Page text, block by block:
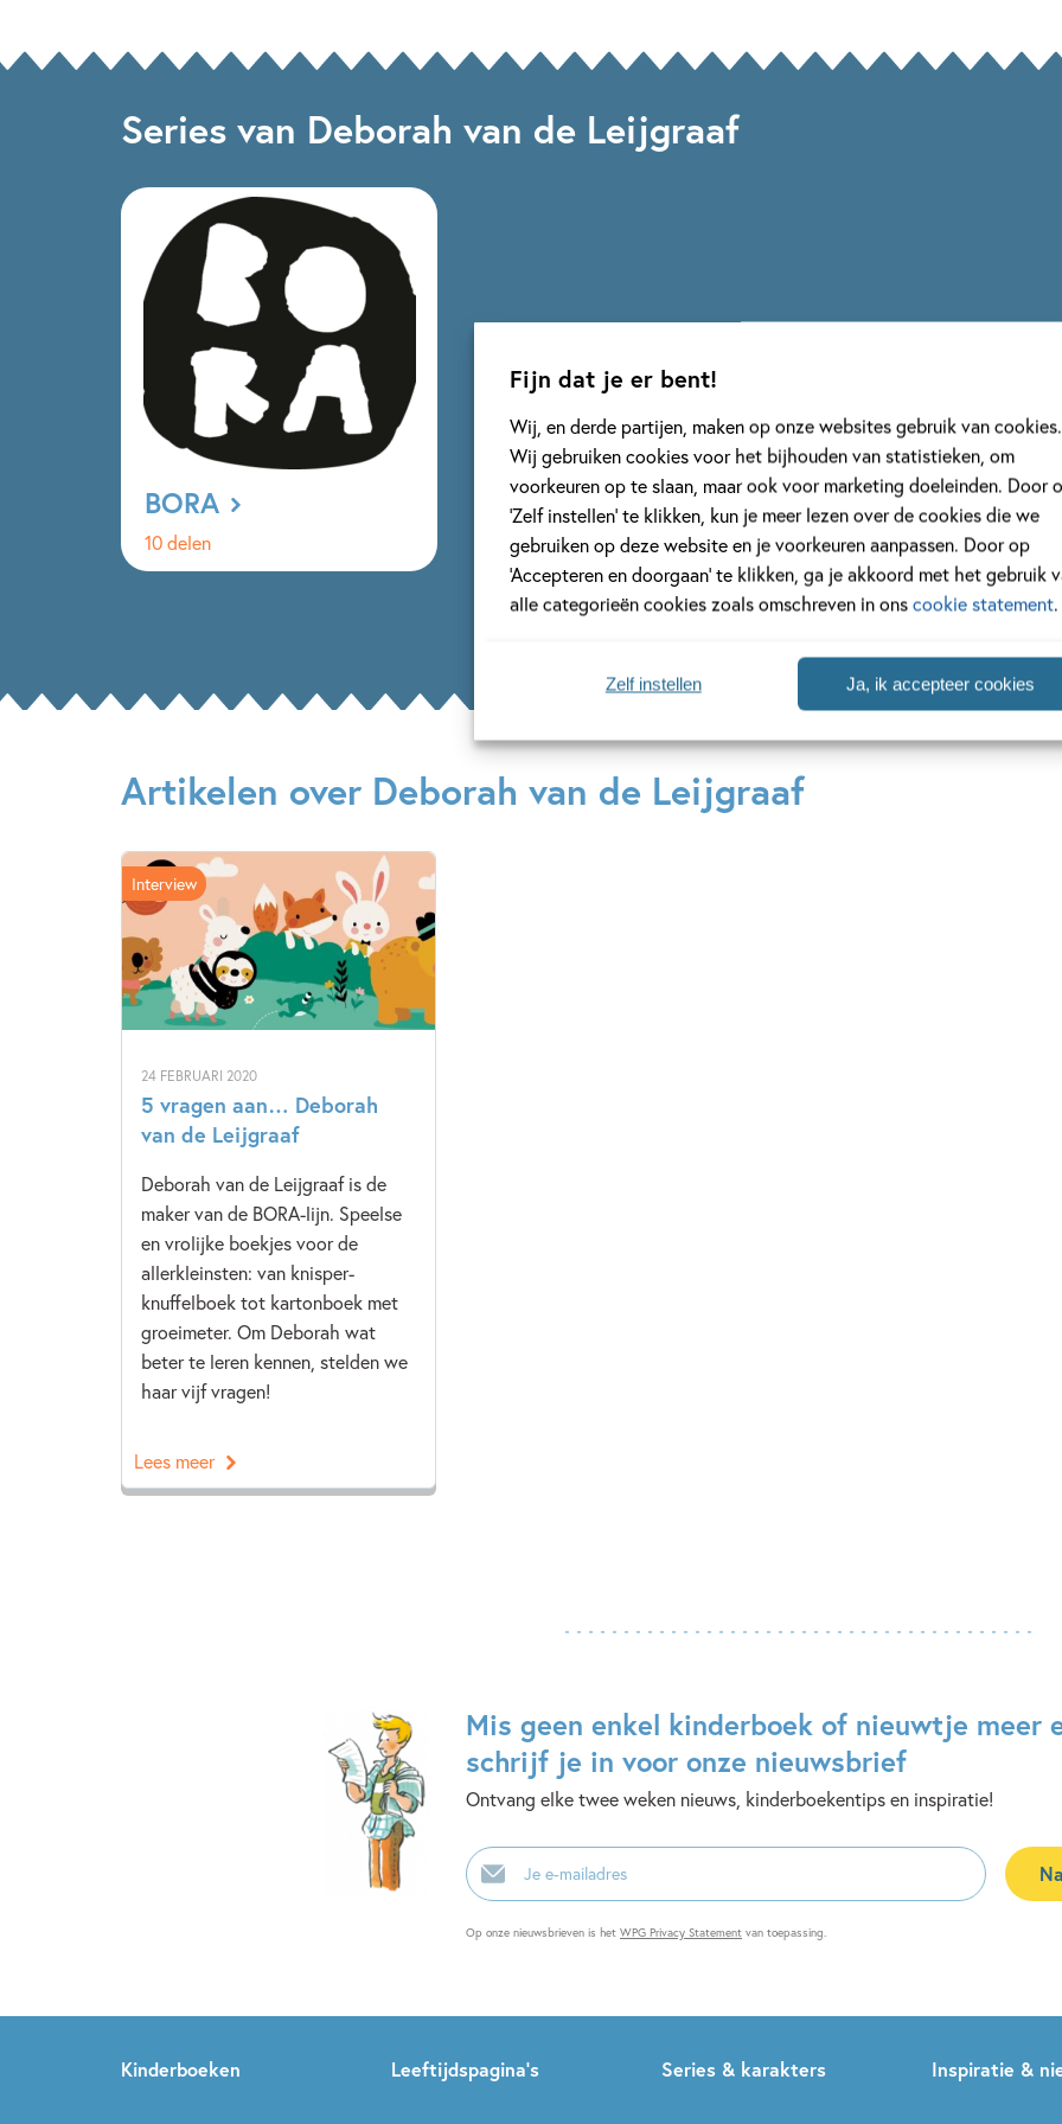
Fijn dat je er bent!
Wij, en derde partijen, maken op onze websites gebruik van cookies.
Wij gebruiken cookies voor het bijhouden van statistieken, om
voorkeuren op te slaan, maar ook voor marketing doeleinden. Door
‘Zelf instellen’ te klikken, kun je meer lezen over de cookies die we
gebruiken op deze website en je voorkeuren aanpassen. Door op
‘Accepteren en doorgaan’ te klikken, ga je akkoord met het gebruik
alle categorieën cookies zoals omschreven in onscookie statement.
Ja, ik accepteer cookies
Zelf instellen
Series van Deborah van de Leijgraaf
BORA
10 delen
Artikelen over Deborah van de Leijgraaf
24 FEBRUARI 2020
5 vragen aan… Deborah
van de Leijgraaf
Deborah van de Leijgraaf is de
maker van de BORA-lijn. Speelse
en vrolijke boekjes voor de
allerkleinsten: van knisper-
knuffelboek tot kartonboek met
groeimeter. Om Deborah wat
beter te leren kennen, stelden we
haar vijf vragen!
Interview
Lees meer
Mis geen enkel kinderboek of nieuwtje meer
schrijf je in voor onze nieuwsbrief
Ontvang elke twee weken nieuws, kinderboekentips en inspiratie!
E-
mailadres
Op onze nieuwsbrieven is het WPG Privacy Statement van toepassing.
Kinderboeken Leeftijdspagina’s Series & karakters Inspiratie &